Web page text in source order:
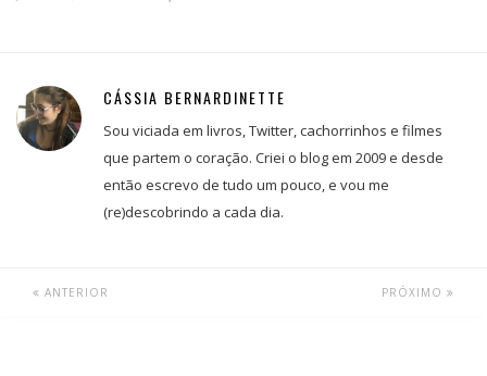
CÁSSIA BERNARDINETTE
Sou viciada em livros, Twitter, cachorrinhos e filmes
que partem o coração. Criei o blog em 2009 e desde
então escrevo de tudo um pouco, e vou me
(re)descobrindo a cada dia.
ANTERIOR PRÓXIMO